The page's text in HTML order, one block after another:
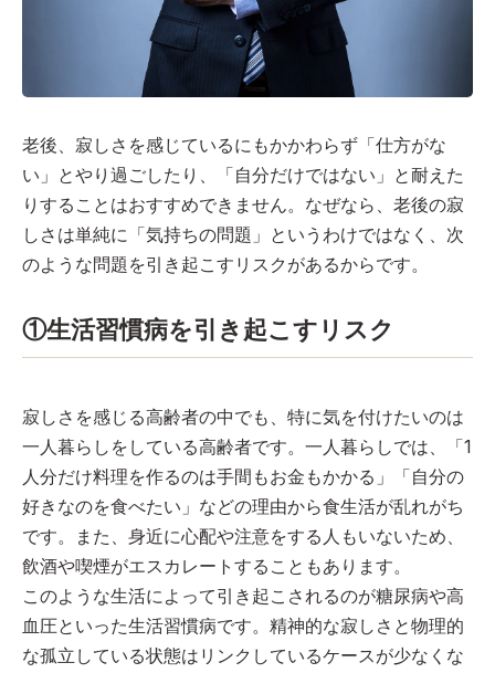
老後、寂しさを感じているにもかかわらず「仕方がな
い」とやり過ごしたり、「自分だけではない」と耐えた
りすることはおすすめできません。なぜなら、老後の寂
しさは単純に「気持ちの問題」というわけではなく、次
のような問題を引き起こすリスクがあるからです。
①生活習慣病を引き起こすリスク
寂しさを感じる高齢者の中でも、特に気を付けたいのは
一人暮らしをしている高齢者です。一人暮らしでは、「1
人分だけ料理を作るのは手間もお金もかかる」「自分の
好きなのを食べたい」などの理由から食生活が乱れがち
です。また、身近に心配や注意をする人もいないため、
飲酒や喫煙がエスカレートすることもあります。
このような生活によって引き起こされるのが糖尿病や高
血圧といった生活習慣病です。精神的な寂しさと物理的
な孤立している状態はリンクしているケースが少なくな